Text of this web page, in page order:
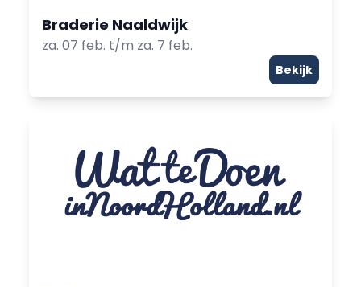
Braderie Naaldwijk
za. 07 feb. t/m za. 7 feb.
Bekijk